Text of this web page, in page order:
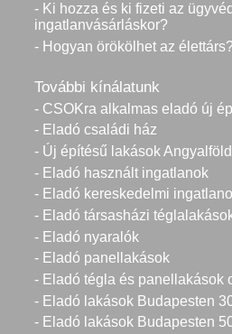
- Ki hozza és ki fizeti az
ingatlanvásárláskor?
- Hogyan örökölhet az
További kínálatunk
- CSOKra alkalmas eladó új
- Eladó családi ház
- Új építésű lakások
- Eladó használt ingatlanok
- Eladó kereskedelmi
- Eladó társasházi
- Eladó nyaralók
- Eladó panellakások
- Eladó tégla és panellakások
- Eladó lakások Budapesten
- Eladó lakások Budapesten